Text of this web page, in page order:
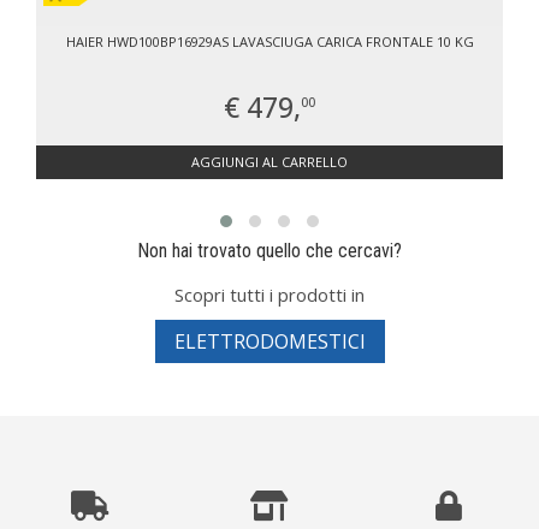
HAIER HWD100BP16929AS LAVASCIUGA CARICA FRONTALE 10 KG
€ 479,00
AGGIUNGI AL CARRELLO
Non hai trovato quello che cercavi?
Scopri tutti i prodotti in
ELETTRODOMESTICI